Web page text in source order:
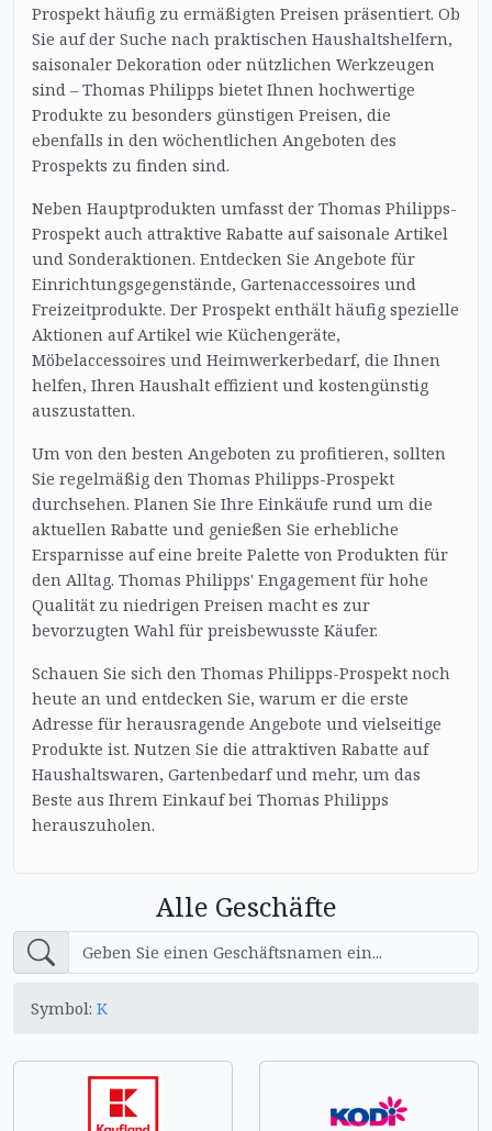
Prospekt häufig zu ermäßigten Preisen präsentiert. Ob
Sie auf der Suche nach praktischen Haushaltshelfern,
saisonaler Dekoration oder nützlichen Werkzeugen
sind – Thomas Philipps bietet Ihnen hochwertige
Produkte zu besonders günstigen Preisen, die
ebenfalls in den wöchentlichen Angeboten des
Prospekts zu finden sind.
Neben Hauptprodukten umfasst der Thomas Philipps-
Prospekt auch attraktive Rabatte auf saisonale Artikel
und Sonderaktionen. Entdecken Sie Angebote für
Einrichtungsgegenstände, Gartenaccessoires und
Freizeitprodukte. Der Prospekt enthält häufig spezielle
Aktionen auf Artikel wie Küchengeräte,
Möbelaccessoires und Heimwerkerbedarf, die Ihnen
helfen, Ihren Haushalt effizient und kostengünstig
auszustatten.
Um von den besten Angeboten zu profitieren, sollten
Sie regelmäßig den Thomas Philipps-Prospekt
durchsehen. Planen Sie Ihre Einkäufe rund um die
aktuellen Rabatte und genießen Sie erhebliche
Ersparnisse auf eine breite Palette von Produkten für
den Alltag. Thomas Philipps' Engagement für hohe
Qualität zu niedrigen Preisen macht es zur
bevorzugten Wahl für preisbewusste Käufer.
Schauen Sie sich den Thomas Philipps-Prospekt noch
heute an und entdecken Sie, warum er die erste
Adresse für herausragende Angebote und vielseitige
Produkte ist. Nutzen Sie die attraktiven Rabatte auf
Haushaltswaren, Gartenbedarf und mehr, um das
Beste aus Ihrem Einkauf bei Thomas Philipps
herauszuholen.
Alle Geschäfte
Symbol: K